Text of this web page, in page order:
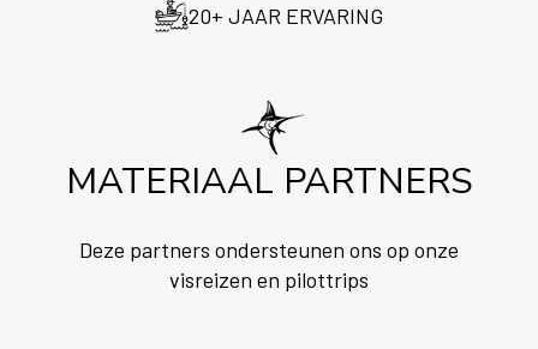
20+ JAAR ERVARING
MATERIAAL PARTNERS
Deze partners ondersteunen ons op onze
visreizen en pilottrips